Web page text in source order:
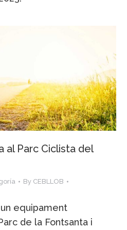
al Parc Ciclista del
By CEBLLOB
equipament
de la Fontsanta i